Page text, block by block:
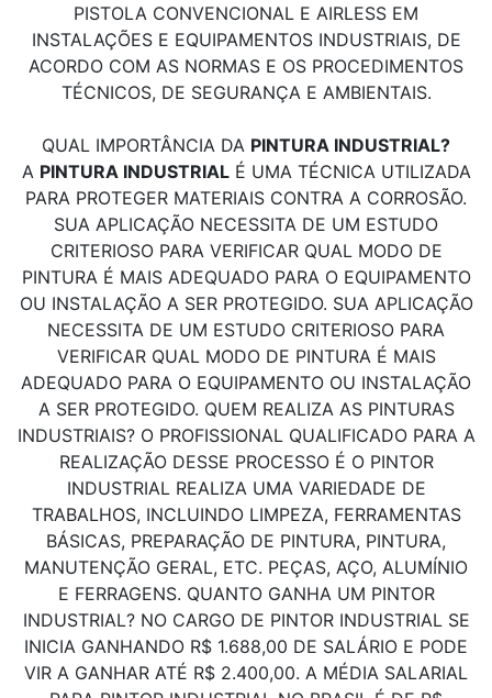
PISTOLA CONVENCIONAL E AIRLESS EM
INSTALAÇÕES E EQUIPAMENTOS INDUSTRIAIS, DE
ACORDO COM AS NORMAS E OS PROCEDIMENTOS
TÉCNICOS, DE SEGURANÇA E AMBIENTAIS.
QUAL IMPORTÂNCIA DA PINTURA INDUSTRIAL?
A PINTURA INDUSTRIALÉ UMA TÉCNICA UTILIZADA
PARA PROTEGER MATERIAIS CONTRA A CORROSÃO.
SUA APLICAÇÃO NECESSITA DE UM ESTUDO
CRITERIOSO PARA VERIFICAR QUAL MODO DE
PINTURA É MAIS ADEQUADO PARA O EQUIPAMENTO
OU INSTALAÇÃO A SER PROTEGIDO. SUA APLICAÇÃO
NECESSITA DE UM ESTUDO CRITERIOSO PARA
VERIFICAR QUAL MODO DE PINTURA É MAIS
ADEQUADO PARA O EQUIPAMENTO OU INSTALAÇÃO
A SER PROTEGIDO. QUEM REALIZA AS PINTURAS
INDUSTRIAIS? O PROFISSIONAL QUALIFICADO PARA A
REALIZAÇÃO DESSE PROCESSO É O PINTOR
INDUSTRIAL REALIZA UMA VARIEDADE DE
TRABALHOS, INCLUINDO LIMPEZA, FERRAMENTAS
BÁSICAS, PREPARAÇÃO DE PINTURA, PINTURA,
MANUTENÇÃO GERAL, ETC. PEÇAS, AÇO, ALUMÍNIO
E FERRAGENS. QUANTO GANHA UM PINTOR
INDUSTRIAL? NO CARGO DE PINTOR INDUSTRIAL SE
INICIA GANHANDO R$ 1.688,00 DE SALÁRIO E PODE
VIR A GANHAR ATÉ R$ 2.400,00. A MÉDIA SALARIAL